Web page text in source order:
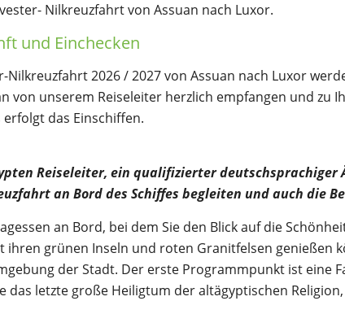
Nilkreuzfahrt von Assuan nach Luxor.
und Einchecken
Nilkreuzfahrt 2026 / 2027 von Assuan nach Luxor
von unserem Reiseleiter herzlich empfangen und zu
das Einschiffen.
Reiseleiter, ein qualifizierter deutschsprachiger
an Bord des Schiffes begleiten und auch die
an Bord, bei dem Sie den Blick auf die
ihren grünen Inseln und roten Granitfelsen genießen
der Stadt. Der erste Programmpunkt ist eine
das letzte große Heiligtum der altägyptischen